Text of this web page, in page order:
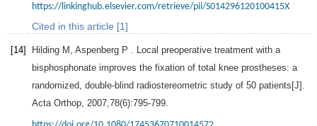
https://linkinghub.elsevier.com/retrieve/pii/S014296120100415X
Cited in this article [1]
[14] Hilding M Aspenberg P . Local preoperative treatment with a
bisphosphonate improves the fixation of total knee prostheses: a
randomized, double-blind radiostereometric study of 50 patients[J].
Acta Orthop 2007 78(6):795-799.